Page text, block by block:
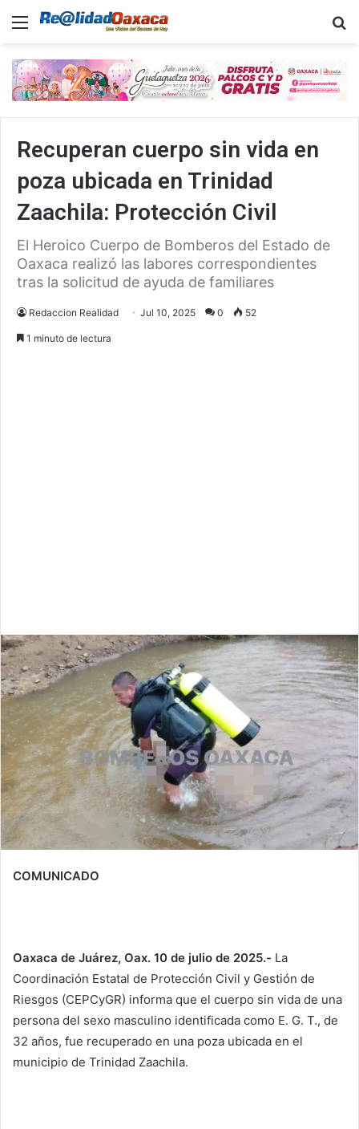
Menu
Recuperan cuerpo sin vida en
poza ubicada en Trinidad
Zaachila: Protección Civil
El Heroico Cuerpo de Bomberos del Estado de
Oaxaca realizó las labores correspondientes
tras la solicitud de ayuda de familiares
Redaccion Realidad Jul 10, 2025 0 52
1 minuto de lectura
COMUNICADO
Oaxaca de Juárez, Oax. 10 de julio de 2025.- La
Coordinación Estatal de Protección Civil y Gestión de
Riesgos (CEPCyGR) informa que el cuerpo sin vida de una
persona del sexo masculino identificada como E. G. T., de
32 años, fue recuperado en una poza ubicada en el
municipio de Trinidad Zaachila.